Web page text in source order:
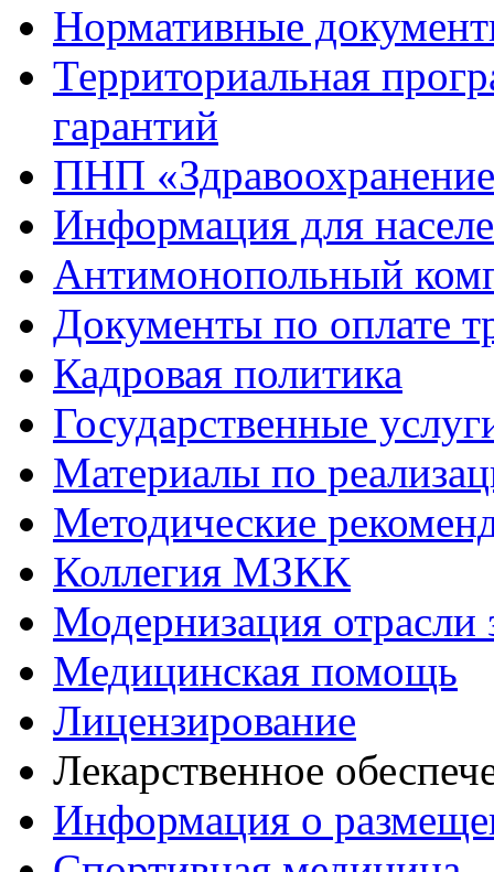
Нормативные
Территориальная
гарантий
ПНП
Информация для
Антимонопольный
Документы по оплате
Кадровая политика
Государственные
Материалы по
Методические
Коллегия МЗКК
Модернизация отрасли
Медицинская помощь
Лицензирование
Лекарственное
Информация о